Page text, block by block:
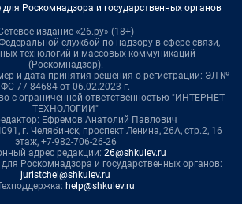
Роскомнадзора и государственных органов
издание «26.ру» (18+)
службой по надзору в сфере связи,
технологий и массовых коммуникаций
(Роскомнадзор).
и дата принятия решения о регистрации: ЭЛ №
ФС 77-84684 от 06.02.2023 г.
с ограниченной ответственностью "ИНТЕРНЕТ
ТЕХНОЛОГИИ"
Ефремов Анатолий Павлович
г. Челябинск, проспект Ленина, 26А, стр.2, 16
этаж, +7-982-706-26-26
адрес редакции: 26@shkulev.ru
Роскомнадзора и государственных органов:
juristchel@shkulev.ru
help@shkulev.ru